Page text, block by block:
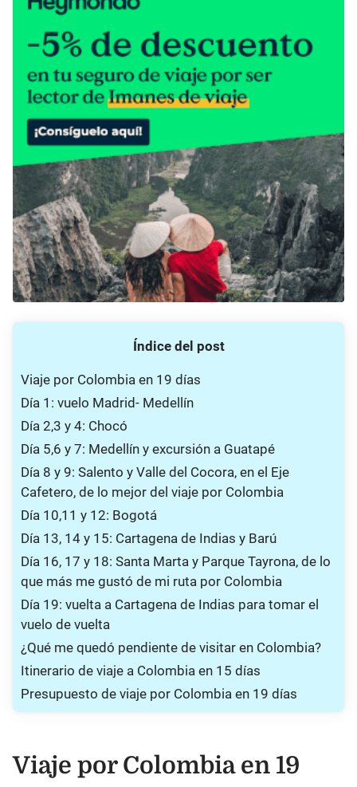
Índice del post
Viaje por Colombia en 19 días
Día 1: vuelo Madrid- Medellín
Día 2,3 y 4: Chocó
Día 5,6 y 7: Medellín y excursión a Guatapé
Día 8 y 9: Salento y Valle del Cocora, en el Eje
Cafetero, de lo mejor del viaje por Colombia
Día 10,11 y 12: Bogotá
Día 13, 14 y 15: Cartagena de Indias y Barú
Día 16, 17 y 18: Santa Marta y Parque Tayrona, de lo
que más me gustó de mi ruta por Colombia
Día 19: vuelta a Cartagena de Indias para tomar el
vuelo de vuelta
¿Qué me quedó pendiente de visitar en Colombia?
Itinerario de viaje a Colombia en 15 días
Presupuesto de viaje por Colombia en 19 días
Viaje por Colombia en 19